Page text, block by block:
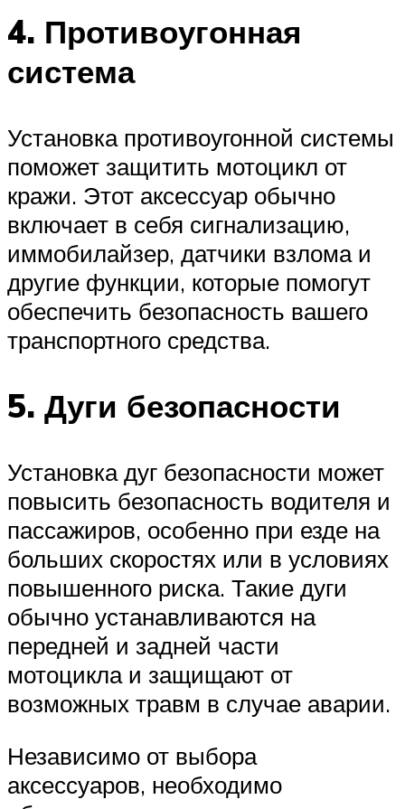
4. Противоугонная
система
Установка противоугонной системы
поможет защитить мотоцикл от
кражи. Этот аксессуар обычно
включает в себя сигнализацию,
иммобилайзер, датчики взлома и
другие функции, которые помогут
обеспечить безопасность вашего
транспортного средства.
5. Дуги безопасности
Установка дуг безопасности может
повысить безопасность водителя и
пассажиров, особенно при езде на
больших скоростях или в условиях
повышенного риска. Такие дуги
обычно устанавливаются на
передней и задней части
мотоцикла и защищают от
возможных травм в случае аварии.
Независимо от выбора
аксессуаров, необходимо